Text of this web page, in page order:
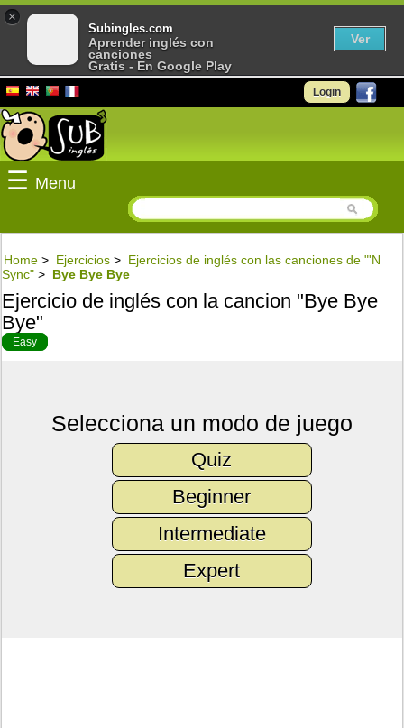
Login
☰ Menu
Home > Ejercicios > Ejercicios de inglés con las canciones de "'N
Sync" > Bye Bye Bye
Ejercicio de inglés con la cancion "Bye Bye
Bye"
Easy
Selecciona un modo de juego
Quiz
Beginner
Intermediate
Expert
×
Subingles.com
Aprender inglés con
canciones
Gratis - En Google Play
Ver